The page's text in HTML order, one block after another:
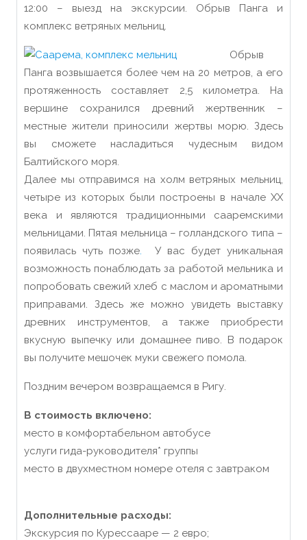
12:00 – выезд на экскурсии. Обрыв Панга и
комплекс ветряных мельниц.
Обрыв
Панга возвышается более чем на 20 метров, а его
протяженность составляет 2,5 километра. На
вершине сохранился древний жертвенник –
местные жители приносили жертвы морю. Здесь
вы сможете насладиться чудесным видом
Балтийского моря.
Далее мы отправимся на холм ветряных мельниц,
четыре из которых были построены в начале XX
века и являются традиционными сааремскими
мельницами. Пятая мельница – голландского типа –
появилась чуть позже. У вас будет уникальная
возможность понаблюдать за работой мельника и
попробовать свежий хлеб с маслом и ароматными
приправами. Здесь же можно увидеть выставку
древних инструментов, а также приобрести
вкусную выпечку или домашнее пиво. В подарок
вы получите мешочек муки свежего помола.
Поздним вечером возвращаемся в Ригу.
В стоимость включено:
место в комфортабельном автобусе
услуги гида-руководителя* группы
место в двухместном номере отеля с завтраком
Дополнительные расходы:
Экскурсия по Курессааре — 2 евро;